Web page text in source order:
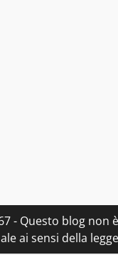
- Questo blog
sensi della legge